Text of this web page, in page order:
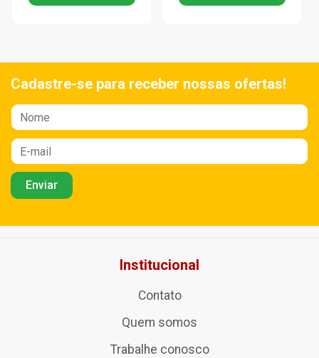
Cadastre-se para receber nossas ofertas!
Institucional
Contato
Quem somos
Trabalhe conosco